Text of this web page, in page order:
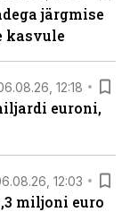
järgmise
kasvule
12:18
euroni,
12:03
miljoni euro